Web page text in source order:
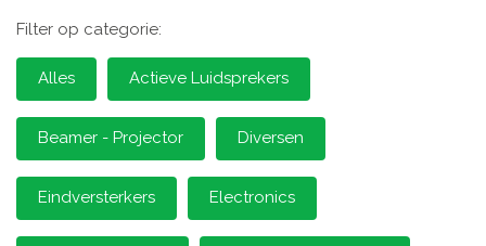
Filter op categorie:
Alles Actieve Luidsprekers
Beamer - Projector Diversen
Eindversterkers Electronics